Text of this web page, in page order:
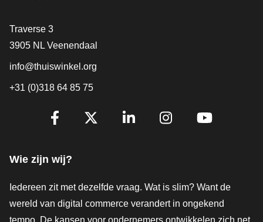
Contact
Traverse 3
3905 NL Veenendaal
info@thuiswinkel.org
+31 (0)318 64 85 75
Volg je ons al?
Wie zijn wij?
Iedereen zit met dezelfde vraag. Wat is slim? Want de
wereld van digital commerce verandert in ongekend
tempo. De kansen voor ondernemers ontwikkelen zich net